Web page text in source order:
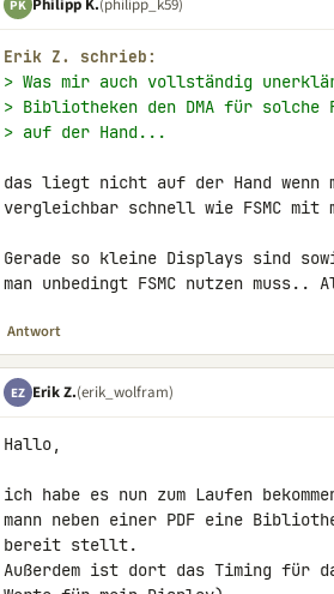
PK
Erik Z. schrieb:
> Was mir auch vollständig
> Bibliotheken den DMA für
> auf der Hand...
das liegt nicht auf der Hand wenn
vergleichbar schnell wie FSMC
Gerade so kleine Displays sind
man unbedingt FSMC nutzen
Antwort
EZ Erik Z.(erik_wolfram)
Hallo,
ich habe es nun zum Laufen
mann neben einer PDF eine
bereit stellt.
Außerdem ist dort das Timing für